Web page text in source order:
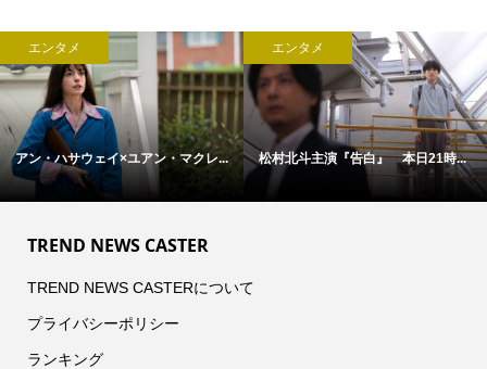
エンタメ
アン・ハサウェイ×ユアン・マクレ...
エンタメ
松村北斗主演『告白』 本日21時...
TREND NEWS CASTER
TREND NEWS CASTERについて
プライバシーポリシー
ランキング